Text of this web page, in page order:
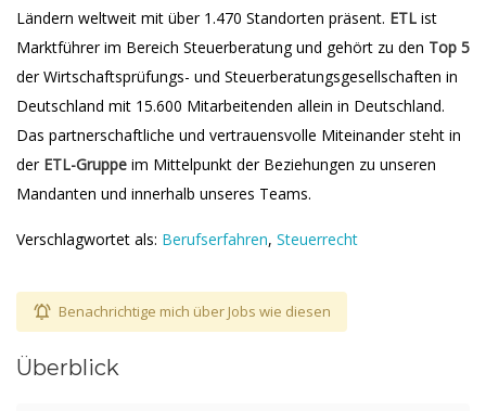
Ländern weltweit mit über 1.470 Standorten präsent. ETL ist
Marktführer im Bereich Steuerberatung und gehört zu den Top 5
der Wirtschaftsprüfungs- und Steuerberatungsgesellschaften in
Deutschland mit 15.600 Mitarbeitenden allein in Deutschland.
Das partnerschaftliche und vertrauensvolle Miteinander steht in
der ETL-Gruppe im Mittelpunkt der Beziehungen zu unseren
Mandanten und innerhalb unseres Teams.
Verschlagwortet als: Berufserfahren, Steuerrecht
Benachrichtige mich über Jobs wie diesen
Überblick